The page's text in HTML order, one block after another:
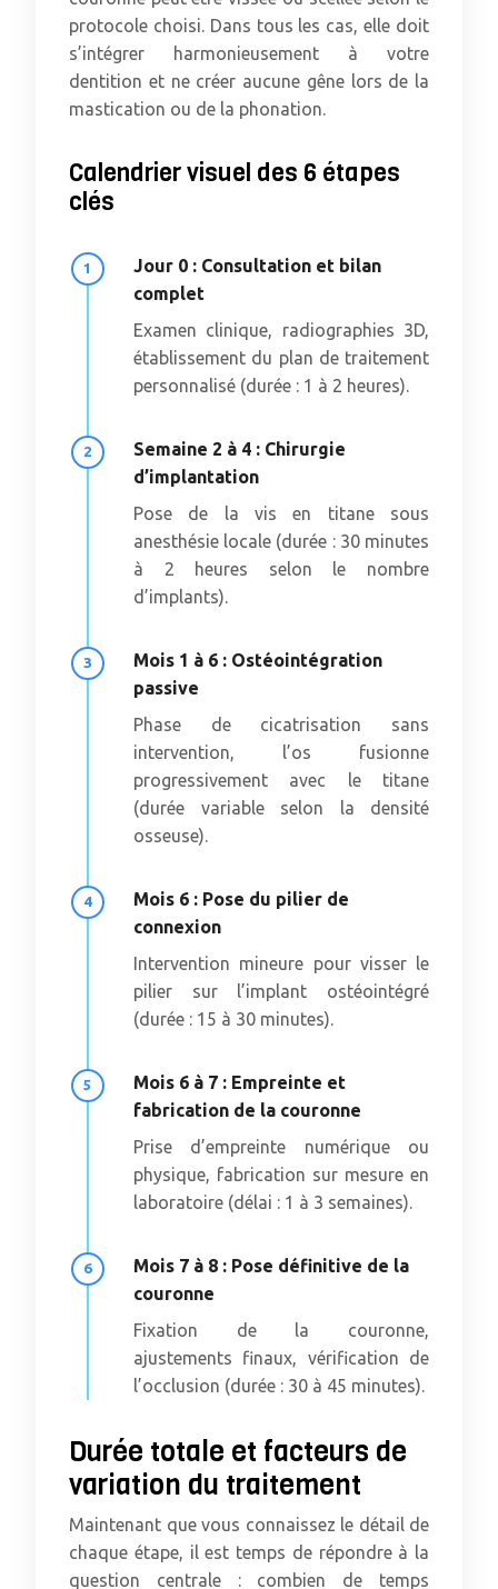
protocole choisi. Dans tous les cas, elle doit
s’intégrer harmonieusement à votre
dentition et ne créer aucune gêne lors de la
mastication ou de la phonation.
Calendrier visuel des 6 étapes
clés
Jour 0 : Consultation et bilan
complet
Examen clinique, radiographies 3D,
établissement du plan de traitement
personnalisé (durée : 1 à 2 heures).
Semaine 2 à 4 : Chirurgie
d’implantation
Pose de la vis en titane sous
anesthésie locale (durée : 30 minutes
à 2 heures selon le nombre
d’implants).
Mois 1 à 6 : Ostéointégration
passive
Phase de cicatrisation sans
intervention, l’os fusionne
progressivement avec le titane
(durée variable selon la densité
osseuse).
Mois 6 : Pose du pilier de
connexion
Intervention mineure pour visser le
pilier sur l’implant ostéointégré
(durée : 15 à 30 minutes).
Mois 6 à 7 : Empreinte et
fabrication de la couronne
Prise d’empreinte numérique ou
physique, fabrication sur mesure en
laboratoire (délai : 1 à 3 semaines).
Mois 7 à 8 : Pose définitive de la
couronne
Fixation de la couronne,
ajustements finaux, vérification de
l’occlusion (durée : 30 à 45 minutes).
Durée totale et facteurs de
variation du traitement
Maintenant que vous connaissez le détail de
chaque étape, il est temps de répondre à la
question centrale : combien de temps